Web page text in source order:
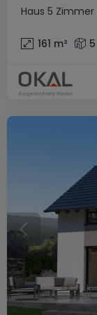
Haus 5 Zimmer
161 m² 5